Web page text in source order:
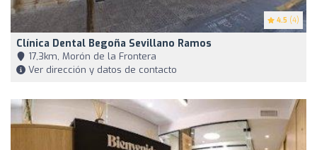
4.5 (4)
Clínica Dental Begoña Sevillano Ramos
17,3km, Morón de la Frontera
Ver dirección y datos de contacto